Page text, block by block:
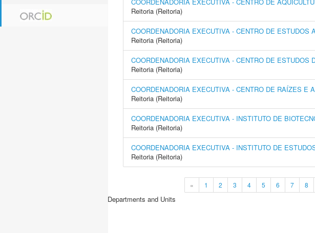
Reitoria (Reitoria)
COORDENADORIA EXECUTIVA - CENTRO DE ESTUDOS
Reitoria (Reitoria)
COORDENADORIA EXECUTIVA - CENTRO DE ESTUDOS
Reitoria (Reitoria)
COORDENADORIA EXECUTIVA - CENTRO DE RAÍZES E
Reitoria (Reitoria)
COORDENADORIA EXECUTIVA - INSTITUTO DE
Reitoria (Reitoria)
COORDENADORIA EXECUTIVA - INSTITUTO DE
Reitoria (Reitoria)
« 1 2 3 4 5 6 7 8
Departments and Units